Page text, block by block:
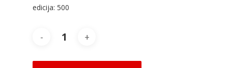
edicija: 500